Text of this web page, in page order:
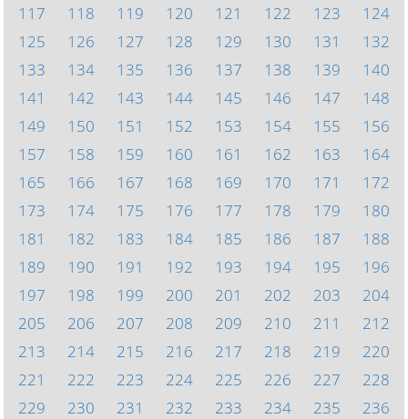
117
118 119 120 121 122 123
124
125
126 127 128 129 130 131
132
133
134 135 136 137 138 139
140
141
142 143 144 145 146 147
148
149
150 151 152 153 154 155
156
157
158 159 160 161 162 163
164
165
166 167 168 169 170 171
172
173
174 175 176 177 178 179
180
181
182 183 184 185 186 187
188
189
190 191 192 193 194 195
196
197
198 199 200 201 202 203
204
205
206 207 208 209 210 211
212
213
214 215 216 217 218 219
220
221
222 223 224 225 226 227
228
229
230 231 232 233 234 235
236